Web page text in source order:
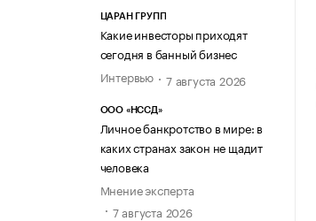
ЦАРАН ГРУПП
Какие инвесторы приходят
сегодня в банный бизнес
Интервью
7 августа 2026
ООО «НССД»
Личное банкротство в мире: в
каких странах закон не щадит
человека
Мнение эксперта
7 августа 2026